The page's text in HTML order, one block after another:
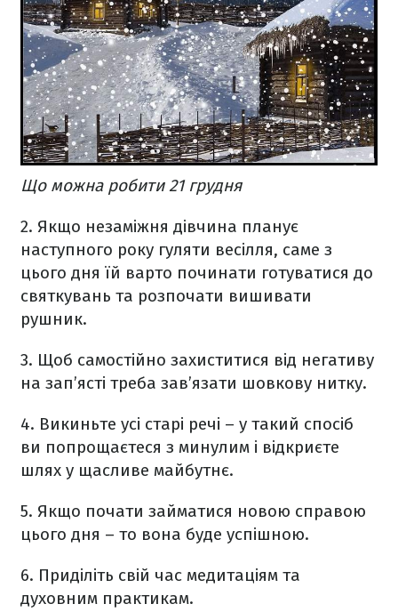
Що можна робити 21 грудня
2. Якщо незаміжня дівчина планує
наступного року гуляти весілля, саме з
цього дня їй варто починати готуватися до
святкувань та розпочати вишивати
рушник.
3. Щоб самостійно захиститися від негативу
на зап’ясті треба зав’язати шовкову нитку.
4. Викиньте усі старі речі – у такий спосіб
ви попрощаєтеся з минулим і відкриєте
шлях у щасливе майбутнє.
5. Якщо почати займатися новою справою
цього дня – то вона буде успішною.
6. Приділіть свій час медитаціям та
духовним практикам.